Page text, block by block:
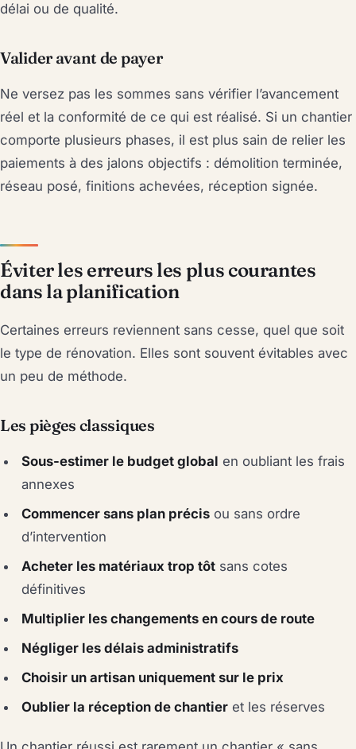
délai ou de qualité.
Valider avant de payer
Ne versez pas les sommes sans vérifier l’avancement
réel et la conformité de ce qui est réalisé. Si un chantier
comporte plusieurs phases, il est plus sain de relier les
paiements à des jalons objectifs : démolition terminée,
réseau posé, finitions achevées, réception signée.
Éviter les erreurs les plus courantes
dans la planification
Certaines erreurs reviennent sans cesse, quel que soit
le type de rénovation. Elles sont souvent évitables avec
un peu de méthode.
Les pièges classiques
Sous-estimer le budget global en oubliant les frais
annexes
Commencer sans plan précis ou sans ordre
d’intervention
Acheter les matériaux trop tôt sans cotes
définitives
Multiplier les changements en cours de route
Négliger les délais administratifs
Choisir un artisan uniquement sur le prix
Oublier la réception de chantier et les réserves